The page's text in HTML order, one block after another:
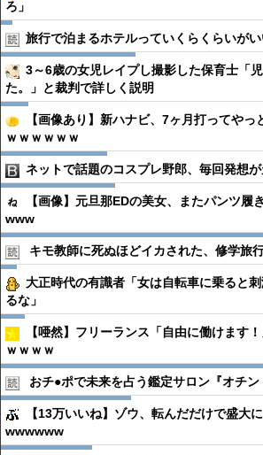
ろ」
旅行で泊まるホテルっていくらくらいがい
3～6歳の女児レイプし撮影した保育士「
た。」と裁判で詳しく説明
【画像あり】新ハナビ、7ヶ月打ってやっ
ｗｗｗｗｗｗ
ネットで話題のコスプレ野郎、毎回発想が
【画像】元旦那EDの美女、またパンツ履
www
キモ教師に死ぬほどイカされた、修学旅
大正時代の有識者「女は自転車に乗ると
るな」
【唖然】フリーランス「自由に働けます
ｗｗｗｗ
おチ●︎ポで未来を占う鑑定サロン『オチン
【13万いいね】ゾウ、転んだだけで盛大
wwwwww